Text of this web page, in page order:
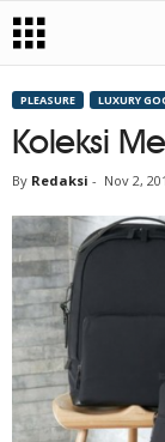
PLEASURE LUXURY
Koleksi
By Redaksi - Nov 2,